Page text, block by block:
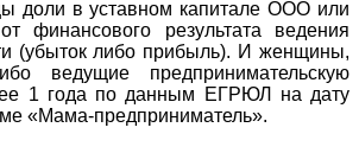
доли в уставном капитале ООО или
финансового результата ведения
(убыток либо прибыль). И женщины,
ведущие предпринимательскую
1 года по данным ЕГРЮЛ на дату
«Мама-предприниматель».